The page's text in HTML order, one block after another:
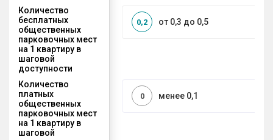
Количество
бесплатных
общественных
парковочных мест
на 1 квартиру в
шаговой
доступности
от 0,3 до 0,5
0,2
Количество
платных
общественных
парковочных мест
на 1 квартиру в
шаговой
менее 0,1
0